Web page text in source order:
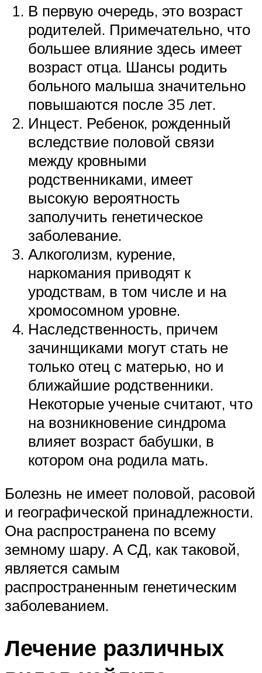
В первую очередь, это возраст
родителей. Примечательно, что
большее влияние здесь имеет
возраст отца. Шансы родить
больного малыша значительно
повышаются после 35 лет.
Инцест. Ребенок, рожденный
вследствие половой связи
между кровными
родственниками, имеет
высокую вероятность
заполучить генетическое
заболевание.
Алкоголизм, курение,
наркомания приводят к
уродствам, в том числе и на
хромосомном уровне.
Наследственность, причем
зачинщиками могут стать не
только отец с матерью, но и
ближайшие родственники.
Некоторые ученые считают, что
на возникновение синдрома
влияет возраст бабушки, в
котором она родила мать.
Болезнь не имеет половой, расовой
и географической принадлежности.
Она распространена по всему
земному шару. А СД, как таковой,
является самым
распространенным генетическим
заболеванием.
Лечение различных